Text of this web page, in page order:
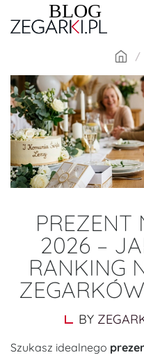
PREZENT
2026 –
RANKING
BY
Szukasz idealnego